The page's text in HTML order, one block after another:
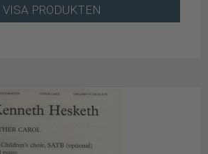
VISA PRODUKTEN